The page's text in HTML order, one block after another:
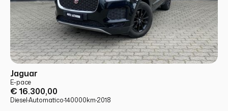
Jaguar
E-pace
€ 16.300,00
Diesel·Automatico·140000km·2018